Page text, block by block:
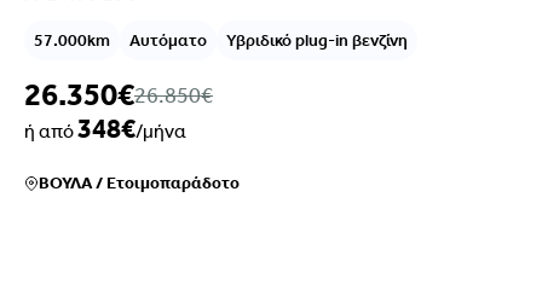
57.000km Αυτόματο Υβριδικό plug-in βενζίνη
26.350€26.850€
ή από348€/μήνα
ΒΟΥΛΑ/Ετοιμοπαράδοτο